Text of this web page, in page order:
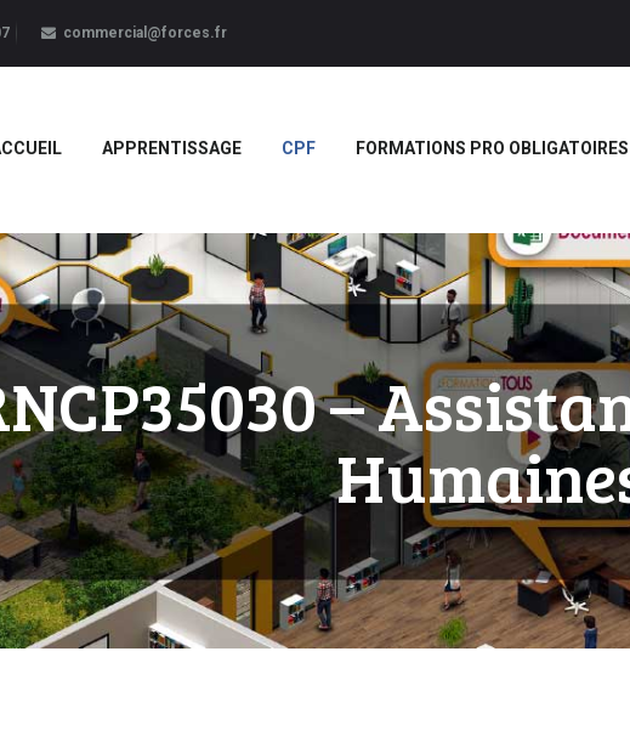
commercial@forces.fr
APPRENTISSAGE CPF FORMATIONS PRO OBLIGATOIRES
–
Forces
APPRENTISSAGE
FORMATIONS PRO
LIVRE D’OR
BOUTIQUE
MARQUE BLANCHE